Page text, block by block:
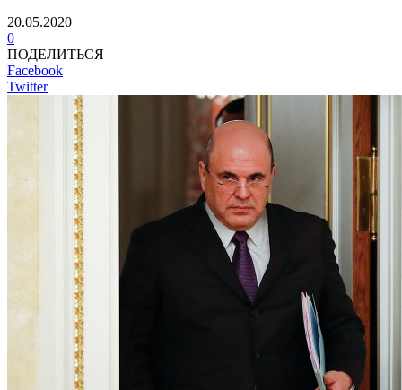
20.05.2020
0
ПОДЕЛИТЬСЯ
Facebook
Twitter